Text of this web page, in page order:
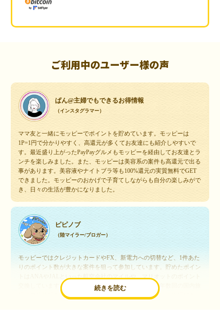
ご利用中のユーザー様の声
ぱん@主婦でもできるお得情報
（インスタグラマー）
ママ友と一緒にモッピーでポイントを貯めています。モッピーは
1P=1円で分かりやすく、高還元が多くてお友達にも紹介しやすいで
す。最近盛り上がったPayPayグルメもモッピーを経由してお友達とラ
ンチを楽しみました。また、モッピーは美容系の案件も高還元で出る
事があります。美容液やナイトブラ等も100%還元の実質無料でGET
できました。モッピーのおかげで子育てしながらも自分の楽しみがで
き、日々の生活が豊かになりました。
続きを読む
ピピノブ
（陸マイラー/ブロガー）
モッピーではクレジットカードやFX、新電力への切替など、1件あた
りのポイント数が大きな案件を狙って参加しています。貯めたポイン
交換しています。このようにすることで、ほぼ無料で年数回の国内旅
行や海外旅行を実現しています。モッピーは陸マイラーや旅行好きに